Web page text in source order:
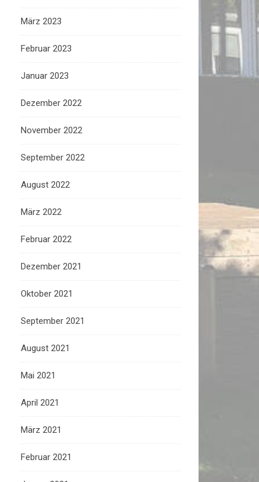
März 2023
Februar 2023
Januar 2023
Dezember 2022
November 2022
September 2022
August 2022
März 2022
Februar 2022
Dezember 2021
Oktober 2021
September 2021
August 2021
Mai 2021
April 2021
März 2021
Februar 2021